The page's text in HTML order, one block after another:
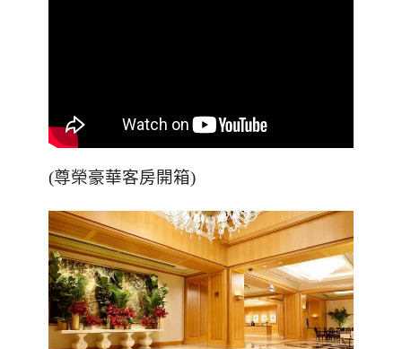
(尊榮豪華客房開箱)